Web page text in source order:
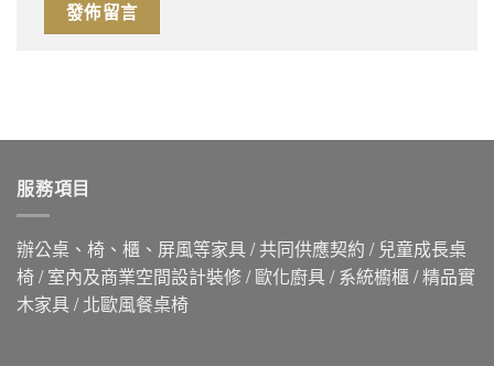
服務項目
辦公桌、椅、櫃、屏風等家具 / 共同供應契約 / 兒童成長桌
椅 / 室內及商業空間設計裝修 / 歐化廚具 / 系統櫥櫃 / 精品實
木家具 / 北歐風餐桌椅